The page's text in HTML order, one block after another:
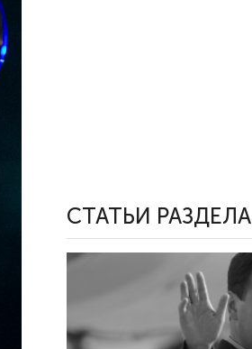
СТАТЬИ РАЗДЕЛА